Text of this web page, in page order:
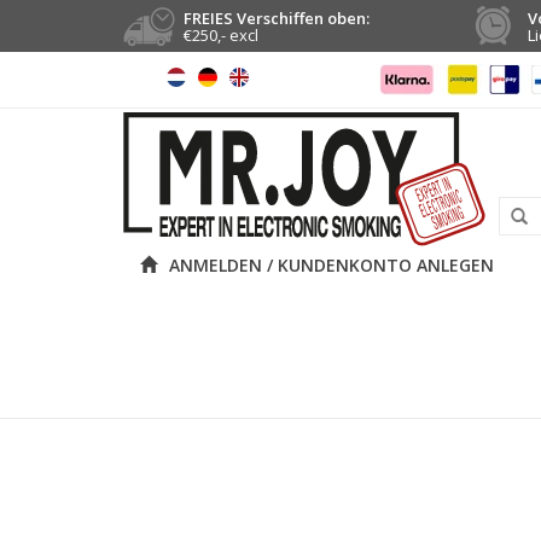
FREIES Verschiffen oben:
€250,- excl
ANMELDEN / KUNDENKONTO ANLEGEN